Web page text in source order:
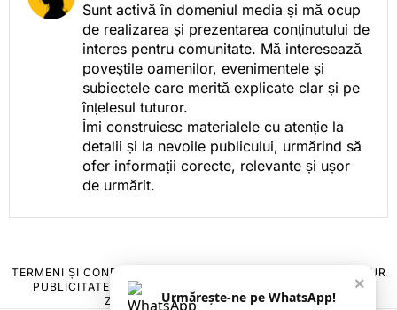
Sunt activă în domeniul media și mă ocup
de realizarea și prezentarea conținutului de
interes pentru comunitate. Mă interesează
poveștile oamenilor, evenimentele și
subiectele care merită explicate clar și pe
înțelesul tuturor.
Îmi construiesc materialele cu atenție la
detalii și la nevoile publicului, urmărind să
ofer informații corecte, relevante și ușor
de urmărit.
TERMENI ȘI CONDIȚII
POLITICA DE ANULARE & RETUR
PUBLICITATE ONLINE & TIPĂRITĂ
CONTACT
ZIARUL ANUNȚUL CĂLĂRĂȘEAN
×
Urmărește-ne pe WhatsApp!